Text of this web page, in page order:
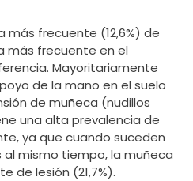
más frecuente (12,6%) de
más frecuente en el
Mayoritariamente
de la mano en el suelo
de muñeca (nudillos
una alta prevalencia de
ya que cuando suceden
mismo tiempo, la muñeca
de lesión (21,7%).